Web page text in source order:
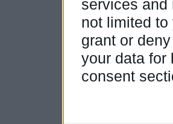
services and
not limited
grant or
your data for
consent